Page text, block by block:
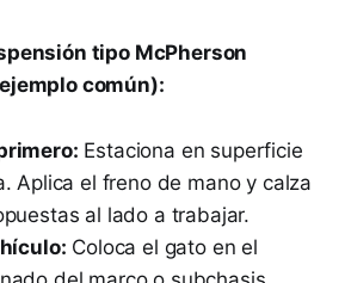
tipo McPherson
común):
Estaciona en superficie
Aplica el freno de mano y calza
al lado a trabajar.
Coloca el gato en el